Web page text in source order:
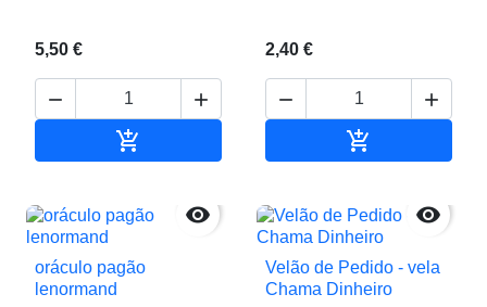
5,50 €
 

2,40 €
 


oráculo pagão
lenormand

Velão de Pedido - vela
Chama Dinheiro